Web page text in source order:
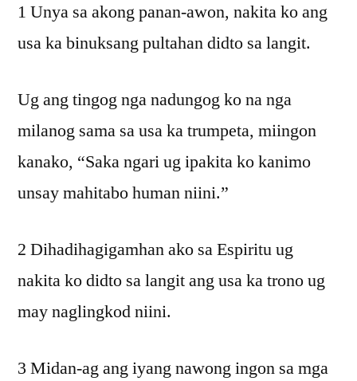
1 Unya sa akong panan-awon, nakita ko ang
usa ka binuksang pultahan didto sa langit.
Ug ang tingog nga nadungog ko na nga
milanog sama sa usa ka trumpeta, miingon
kanako, “Saka ngari ug ipakita ko kanimo
unsay mahitabo human niini.”
2 Dihadihagigamhan ako sa Espiritu ug
nakita ko didto sa langit ang usa ka trono ug
may naglingkod niini.
3 Midan-ag ang iyang nawong ingon sa mga